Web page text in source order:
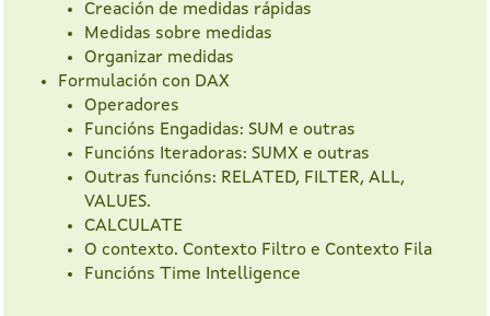
Creación de medidas rápidas
Medidas sobre medidas
Organizar medidas
Formulación con DAX
Operadores
Funcións Engadidas: SUM e outras
Funcións Iteradoras: SUMX e outras
Outras funcións: RELATED, FILTER, ALL,
VALUES.
CALCULATE
O contexto. Contexto Filtro e Contexto Fila
Funcións Time Intelligence